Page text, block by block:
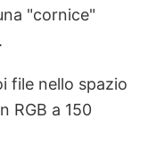
"cornice"
file nello spazio
RGB a 150